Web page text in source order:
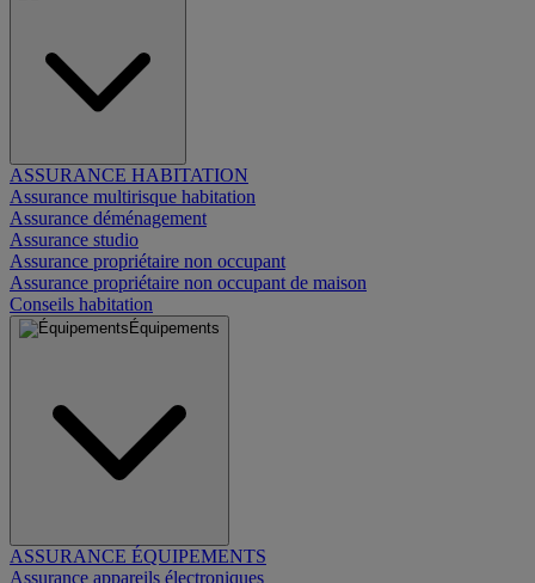
ASSURANCE HABITATION
Assurance multirisque habitation
Assurance déménagement
Assurance studio
Assurance propriétaire non occupant
Assurance propriétaire non occupant de maison
Conseils habitation
Équipements
ASSURANCE ÉQUIPEMENTS
Assurance appareils électroniques